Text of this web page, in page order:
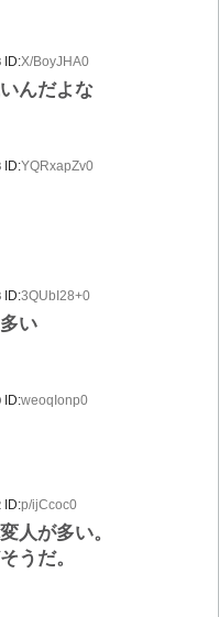
ID:X/BoyJHA0
んだよな
ID:YQRxapZv0
ID:3QUbI28+0
い
ID:weoqIonp0
ID:p/ijCcoc0
人が多い。
うだ。